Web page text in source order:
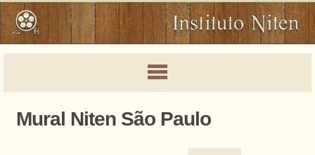
Mural Niten São Paulo